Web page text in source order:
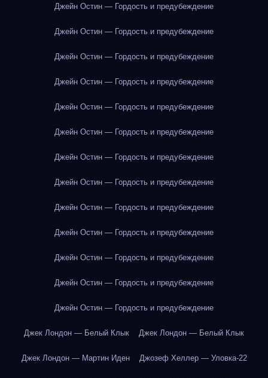
Джейн Остин — Гордость и предубеждение
Джейн Остин — Гордость и предубеждение
Джейн Остин — Гордость и предубеждение
Джейн Остин — Гордость и предубеждение
Джейн Остин — Гордость и предубеждение
Джейн Остин — Гордость и предубеждение
Джейн Остин — Гордость и предубеждение
Джейн Остин — Гордость и предубеждение
Джейн Остин — Гордость и предубеждение
Джейн Остин — Гордость и предубеждение
Джейн Остин — Гордость и предубеждение
Джейн Остин — Гордость и предубеждение
Джейн Остин — Гордость и предубеждение
Джек Лондон — Белый Клык Джек Лондон — Белый Клык
Джек Лондон — Мартин Иден Джозеф Хеллер — Уловка-22